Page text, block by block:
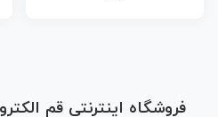
فروشگاه اینترنتی قم